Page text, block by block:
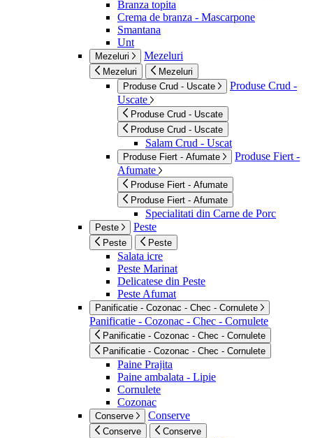
Branza topita
Crema de branza - Mascarpone
Smantana
Unt
Mezeluri Mezeluri
Mezeluri
Mezeluri
Produse Crud - Uscate
Produse Crud -
Uscate
Produse Crud - Uscate
Produse Crud - Uscate
Salam Crud - Uscat
Produse Fiert - Afumate
Produse Fiert -
Afumate
Produse Fiert - Afumate
Produse Fiert - Afumate
Specialitati din Carne de Porc
Peste Peste
Peste Peste
Salata icre
Peste Marinat
Delicatese din Peste
Peste Afumat
Panificatie - Cozonac - Chec - Cornulete
Panificatie - Cozonac - Chec - Cornulete
Panificatie - Cozonac - Chec - Cornulete
Panificatie - Cozonac - Chec - Cornulete
Paine Prajita
Paine ambalata - Lipie
Cornulete
Cozonac
Conserve Conserve
Conserve Conserve